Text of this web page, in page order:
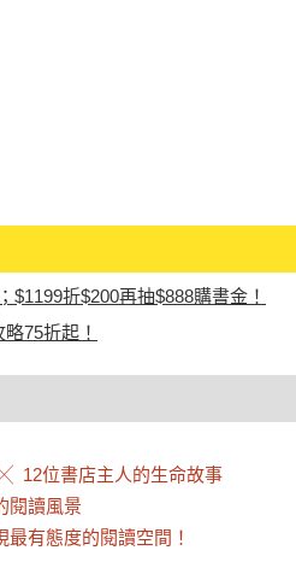
$1199折$200再抽$888購書金！
75折起！
12位書店主人的生命故事
閱讀風景
有態度的閱讀空間！